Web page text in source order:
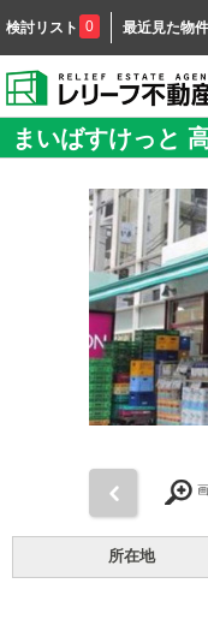
検討リスト 0 最近見た物件
まいばすけっと
所在地